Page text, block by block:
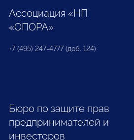
Ассоциация «НП
«ОПОРА»
+7 (495) 247-4777 (доб. 124)
Бюро по защите прав
предпринимателей и
инвесторов